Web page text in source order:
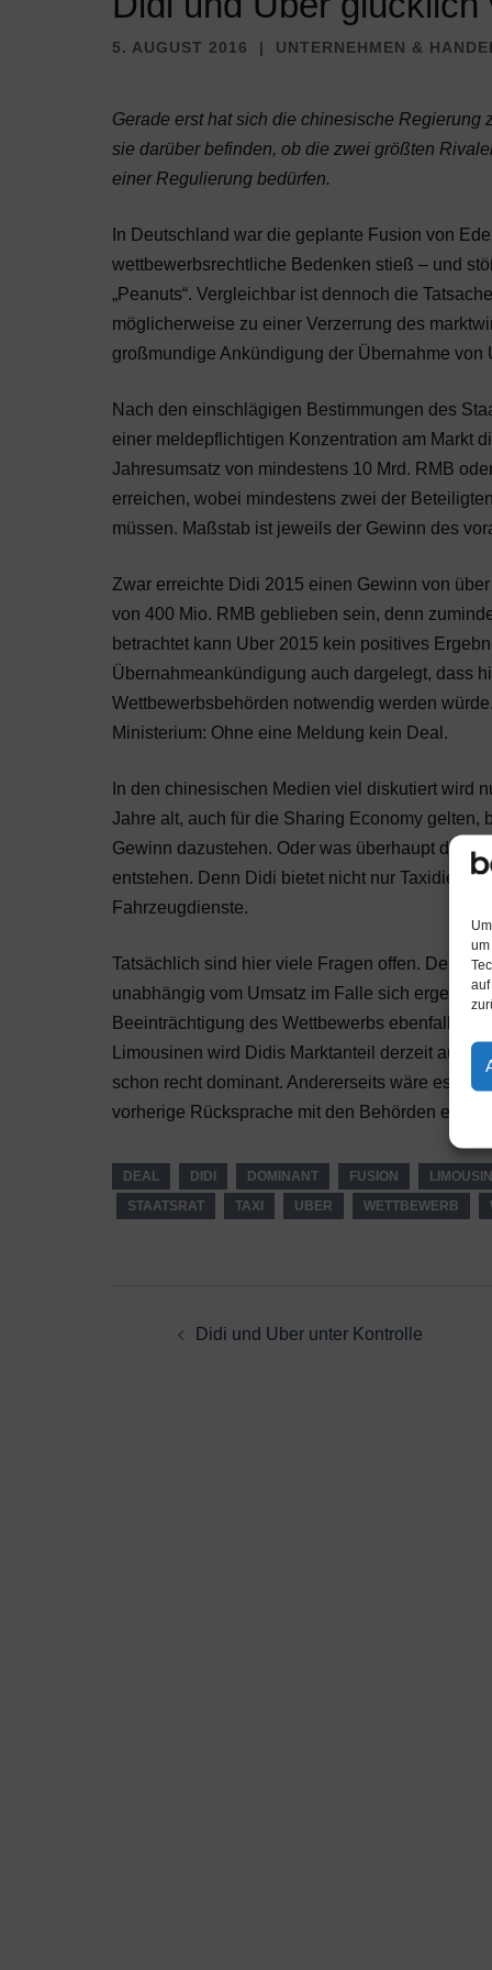
5. AUGUST 2016 UNTERNEHMEN &
Gerade erst hat sich die chinesische
sie darüber befinden, ob die zwei größten
einer Regulierung bedürfen.
In Deutschland war die geplante Fusion von
wettbewerbsrechtliche Bedenken stieß – und
„Peanuts“. Vergleichbar ist dennoch die
möglicherweise zu einer Verzerrung des
großmundige Ankündigung der Übernahme
Nach den einschlägigen Bestimmungen des
einer meldepflichtigen Konzentration am Markt
Jahresumsatz von mindestens 10 Mrd. RMB
erreichen, wobei mindestens zwei der
müssen. Maßstab ist jeweils der Gewinn des
Zwar erreichte Didi 2015 einen Gewinn von
von 400 Mio. RMB geblieben sein, denn
betrachtet kann Uber 2015 kein positives
Übernahmeankündigung auch dargelegt, dass
Wettbewerbsbehörden notwendig werden
Ministerium: Ohne eine Meldung kein Deal.
In den chinesischen Medien viel diskutiert wird
Jahre alt, auch für die Sharing Economy
Gewinn dazustehen. Oder was überhaupt den
entstehen. Denn Didi bietet nicht nur
Fahrzeugdienste.
Tatsächlich sind hier viele Fragen offen. Denn
unabhängig vom Umsatz im Falle sich
Beeinträchtigung des Wettbewerbs ebenfalls
Limousinen wird Didis Marktanteil derzeit auf
schon recht dominant. Andererseits wäre es
vorherige Rücksprache mit den Behörden
DEAL DIDI DOMINANT FUSION
STAATSRAT
TAXI UBER WETTBEWERB
Didi und Uber unter Kontrolle